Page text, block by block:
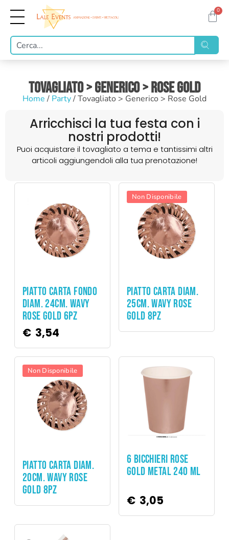
0
Tovagliato > Generico > Rose Gold
Home / Party/ Tovagliato > Generico > Rose Gold
Arricchisci la tua festa con i
nostri prodotti!
Puoi acquistare il tovagliato a tema e tantissimi altri
articoli aggiungendoli alla tua prenotazione!
PIATTO CARTA FONDO
DIAM. 24CM. WAVY
ROSE GOLD 6PZ
€ 3,54
Non Disponibile
PIATTO CARTA DIAM.
25CM. WAVY ROSE
GOLD 8PZ
Non Disponibile
PIATTO CARTA DIAM.
20CM. WAVY ROSE
GOLD 8PZ
6 BICCHIERI ROSE
GOLD METAL 240 ML
€ 3,05